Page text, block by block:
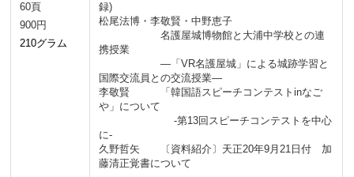
60頁
900円
210グラム
録)
松尾法博・李敬賢・中野恵子
名護屋城博物館と大浦中学校との連
携授業
―「VR名護屋城」による城跡学習と
国際交流員との交流授業―
李敬賢 「韓国語スピーチコンテストinなご
や」について
-第13回スピーチコンテストを中心
に-
久野哲矢 〔資料紹介〕天正20年9月21日付 加
藤清正覚書について